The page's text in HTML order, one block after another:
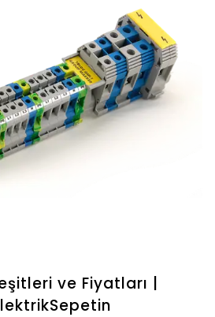
ve Fiyatları |